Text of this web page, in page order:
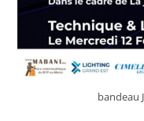
bandeau